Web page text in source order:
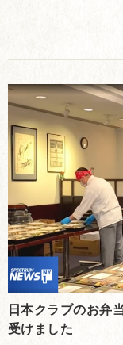
日本クラブのお弁
受けました